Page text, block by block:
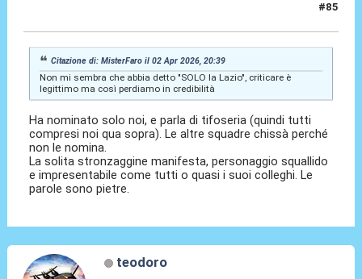
#85
Citazione di: MisterFaro il 02 Apr 2026, 20:39
Non mi sembra che abbia detto "SOLO la Lazio", criticare è
legittimo ma così perdiamo in credibilità
Ha nominato solo noi, e parla di tifoseria (quindi tutti
compresi noi qua sopra). Le altre squadre chissà perché
non le nomina.
La solita stronzaggine manifesta, personaggio squallido
e impresentabile come tutti o quasi i suoi colleghi. Le
parole sono pietre.
teodoro